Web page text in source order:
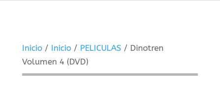
Inicio/ Inicio/ PELICULAS / Dinotren
Volumen 4 (DVD)